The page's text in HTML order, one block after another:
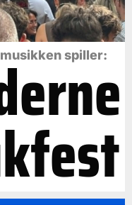
spiller: